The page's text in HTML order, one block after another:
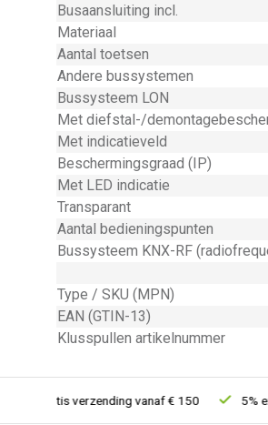
Busaansluiting incl.
Materiaal
Aantal toetsen
Andere bussystemen
Bussysteem LON
Met diefstal-/
Met indicatieveld
Beschermingsgraad (IP)
Met LED indicatie
Transparant
Aantal bedieningspunten
Bussysteem KNX-RF
Type / SKU (MPN)
EAN (GTIN-13)
Klusspullen artikelnummer
Gratis verzending vanaf € 150 5%